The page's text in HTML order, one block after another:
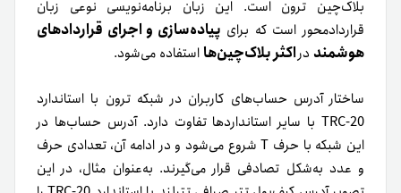
بلاک‌چین ترون است. این زبان برنامه‌نویسی نوعی زبان
قراردادمحور است که برای پیاده‌سازی و اجرای قراردادهای
هوشمند دراکثر بلاک‌چین‌ها استفاده می‌شود.
ساختار آدرس حساب‌های کاربران در شبکه ترون با استاندارد
TRC-20 با سایر استانداردها تفاوت دارد. آدرس حساب‌ها در
این شبکه با حرف T شروع می‌شود و در ادامه آن، تعدادی حرف
و عدد به‌شکل تصادفی قرار می‌گیرند. به‌عنوان مثال، در این